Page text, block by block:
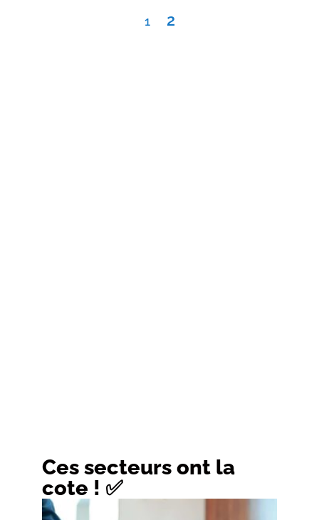
1 2
Ces secteurs ont la
cote ! ✅